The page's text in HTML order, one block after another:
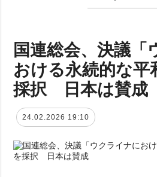
国連総会、決議「
おける永続的な平
採択 日本は賛成
24.02.2026 19:10